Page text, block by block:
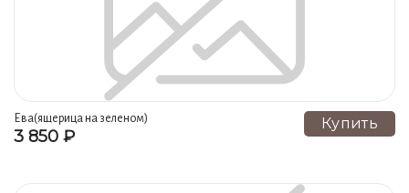
Ева(ящерица на зеленом)
3 850 ₽
Купить